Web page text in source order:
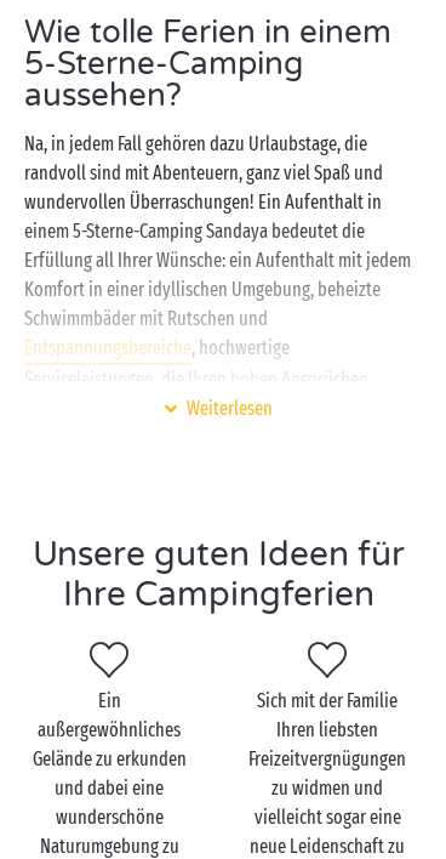
Wie tolle Ferien in einem
5-Sterne-Camping
aussehen?
Na, in jedem Fall gehören dazu Urlaubstage, die
randvoll sind mit Abenteuern, ganz viel Spaß und
wundervollen Überraschungen! Ein Aufenthalt in
einem 5-Sterne-Camping Sandaya bedeutet die
Erfüllung all Ihrer Wünsche: ein Aufenthalt mit jedem
Komfort in einer idyllischen Umgebung, beheizte
Schwimmbäder mit Rutschen und
Entspannungsbereiche, hochwertige
Serviceleistungen, die Ihren hohen Ansprüchen
gerecht werden, maßgeschneiderte Leistungen für
Genießen Sie beim Aufenthalt in Ihrem voll
ausgestattetenMobilheim , Ihrer
ungewöhnlichen Hütteoder Ihrem Lodge-Zeltfür
Abenteurer auf unseren prestigeträchtigen
Campingplätzen herrliche Ausblicke! Um Ihre Ferien
noch angenehmer zu gestalten, stehen Dutzende von
Aktivitäten für die ganze
zur Verfügung:
Bogenschießen, Kochkurse, originelle Live-Shows,
Wassergymnastik, Multisport-Anlagen … Auch
Sportausrüstung ist vorhanden, damit Sie mit
leichtem Gepäck reisen können! Für Ihr entspanntes
Weiterlesen
Unsere guten Ideen für
Ihre Campingferien
Ein
außergewöhnliches
Gelände zu erkunden
und dabei eine
wunderschöne
Naturumgebung zu
Sich mit der Familie
Ihren liebsten
Freizeitvergnügungen
zu widmen und
vielleicht sogar eine
neue Leidenschaft zu